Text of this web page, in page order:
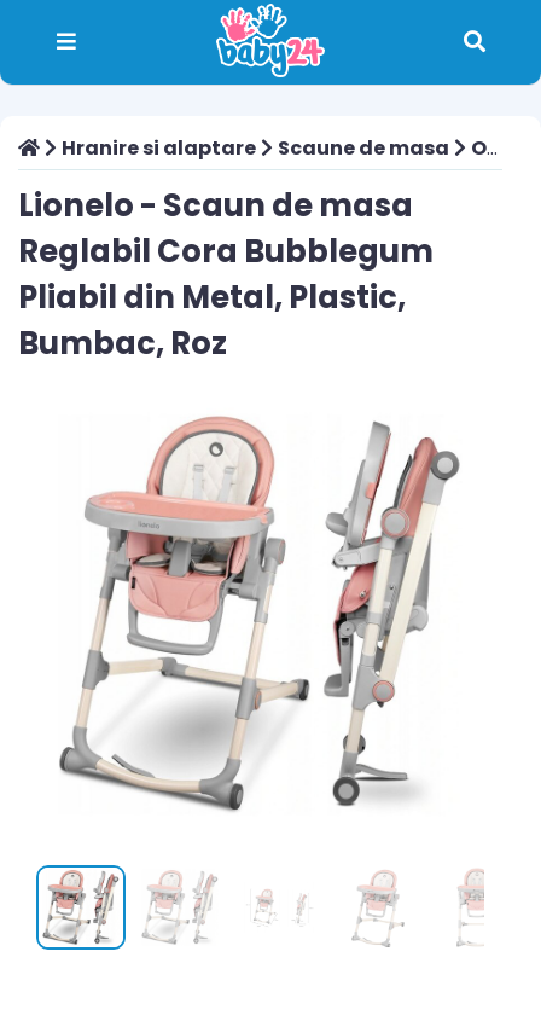
Hranire si alaptare Scaune de masa Oferta speciala
Lionelo - Scaun de masa
Reglabil Cora Bubblegum
Pliabil din Metal, Plastic,
Bumbac, Roz